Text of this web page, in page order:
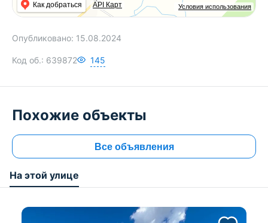
Условия использования
Как добраться API Карт
Опубликовано: 15.08.2024
Код об.: 639872 145
Похожие объекты
Все объявления
На этой улице